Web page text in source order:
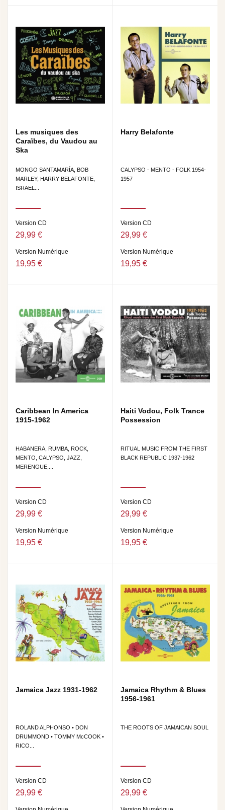
Les musiques des
Caraïbes, du Vaudou au
Ska
MONGO SANTAMARÍA, BOB
MARLEY, HARRY BELAFONTE,
ISRAEL...
Version CD
29,99 €
Version Numérique
19,95 €
Harry Belafonte
CALYPSO - MENTO - FOLK 1954-
1957
Version CD
29,99 €
Version Numérique
19,95 €
Caribbean In America
1915-1962
HABANERA, RUMBA, ROCK,
MENTO, CALYPSO, JAZZ,
MERENGUE,...
Version CD
29,99 €
Version Numérique
19,95 €
Haiti Vodou, Folk Trance
Possession
RITUAL MUSIC FROM THE FIRST
BLACK REPUBLIC 1937-1962
Version CD
29,99 €
Version Numérique
19,95 €
Jamaica Jazz 1931-1962
ROLAND ALPHONSO • DON
DRUMMOND • TOMMY McCOOK •
RICO...
Version CD
29,99 €
Jamaica Rhythm & Blues
1956-1961
THE ROOTS OF JAMAICAN SOUL
Version CD
29,99 €